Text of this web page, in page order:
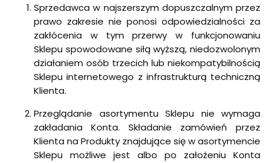
Sprzedawca w najszerszym dopuszczalnym przez
prawo zakresie nie ponosi odpowiedzialności za
zakłócenia w tym przerwy w funkcjonowaniu
Sklepu spowodowane siłą wyższą, niedozwolonym
działaniem osób trzecich lub niekompatybilnością
Sklepu internetowego z infrastrukturą techniczną
Klienta.
Przeglądanie asortymentu Sklepu nie wymaga
zakładania Konta. Składanie zamówień przez
Klienta na Produkty znajdujące się w asortymencie
Sklepu możliwe jest albo po założeniu Konta